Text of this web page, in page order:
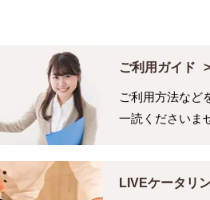
ご利用ガイド
ご利用方法など
一読くださいま
LIVEケータリ